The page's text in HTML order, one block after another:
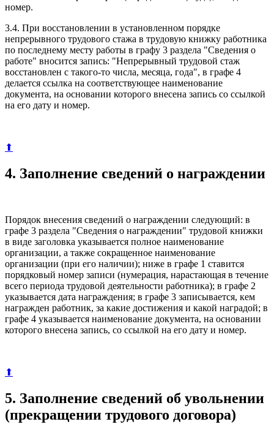
номер.
3.4. При восстановлении в установленном порядке
непрерывного трудового стажа в трудовую книжку работника
по последнему месту работы в графу 3 раздела "Сведения о
работе" вносится запись: "Непрерывный трудовой стаж
восстановлен с такого-то числа, месяца, года", в графе 4
делается ссылка на соответствующее наименование
документа, на основании которого внесена запись со ссылкой
на его дату и номер.
⬆
4. Заполнение сведений о награждении
Порядок внесения сведений о награждении следующий: в
графе 3 раздела "Сведения о награждении" трудовой книжки
в виде заголовка указывается полное наименование
организации, а также сокращенное наименование
организации (при его наличии); ниже в графе 1 ставится
порядковый номер записи (нумерация, нарастающая в течение
всего периода трудовой деятельности работника); в графе 2
указывается дата награждения; в графе 3 записывается, кем
награжден работник, за какие достижения и какой наградой; в
графе 4 указывается наименование документа, на основании
которого внесена запись, со ссылкой на его дату и номер.
⬆
5. Заполнение сведений об увольнении
(прекращении трудового договора)